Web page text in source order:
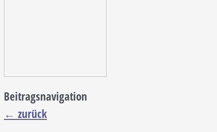
Beitragsnavigation
← zurück